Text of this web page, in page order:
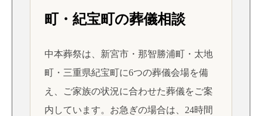
町・紀宝町の葬儀相談
中本葬祭は、新宮市・那智勝浦町・太地
町・三重県紀宝町に6つの葬儀会場を備
え、ご家族の状況に合わせた葬儀をご案
内しています。お急ぎの場合は、24時間